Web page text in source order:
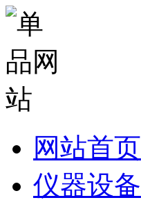
网站首页
仪器设备